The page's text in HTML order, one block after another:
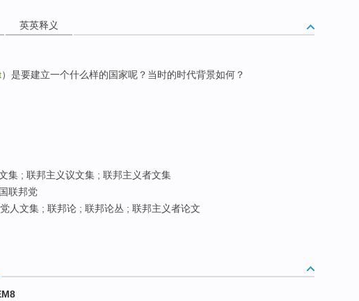
英英释义
）是要建立一个什么样的国家呢？当时的时代背景如何？
集 ; 联邦主义议文集 ; 联邦主义者文集
联邦党
人文集 ; 联邦论 ; 联邦论丛 ; 联邦主义者论文